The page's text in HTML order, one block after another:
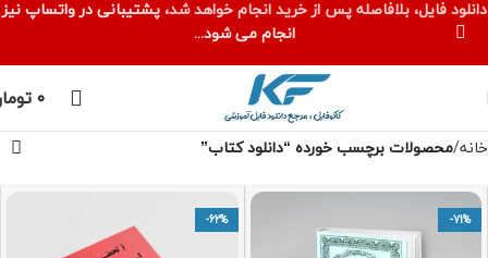
۰
خانه محصولات برچسب خورده “دانلود کتاب”
-71%
-62%
دانلود فایل، بلافاصله پس از خرید انجام خواهد شد،پشتیبانی در واتساپ نیز
انجام می شود...